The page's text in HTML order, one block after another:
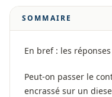
SOMMAIRE
En bref : les
Peut-on passer le
encrassé sur un